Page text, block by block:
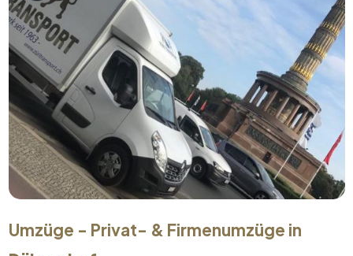
Umzüge - Privat- & Firmenumzüge in